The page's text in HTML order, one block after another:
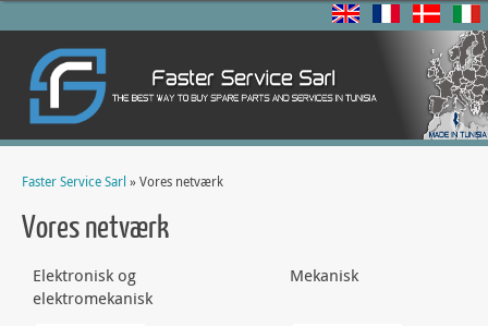
Faster Service Sarl » Vores netværk
Vores netværk
Elektronisk og
elektromekanisk
Mekanisk